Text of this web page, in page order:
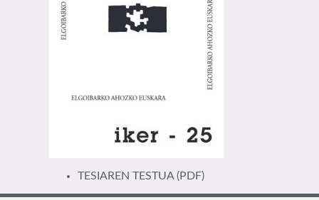
TESIAREN TESTUA(PDF)